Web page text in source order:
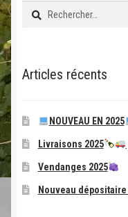
Rechercher :
Articles récents
NOUVEAU EN 2025
Livraisons 2025
Vendanges 2025
Nouveau dépositaire